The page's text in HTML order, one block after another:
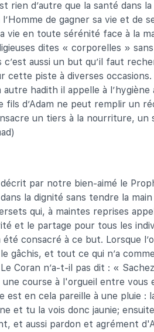
rien d’autre que la santé dans
de gagner sa vie et de
en toute sérénité face à la
dites « corporelles »
aussi un but qu’il faut
cette piste à diverses
hadith il appelle à l’hygiène
d’Adam ne peut remplir un
un tiers à la nourriture, un
par notre bien-aimé le
la dignité sans tendre la
qui, à maintes reprises
et le partage pour tous les
consacré à ce but. Lorsque
gâchis, et tout ce qui n’a
Coran n’a-t-il pas dit : «
course à l'orgueil entre vous
en cela pareille à une pluie :
et tu la vois donc jaunie;
et aussi pardon et agrément